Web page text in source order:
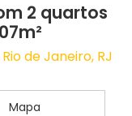
2 quartos
de Janeiro, RJ
Mapa